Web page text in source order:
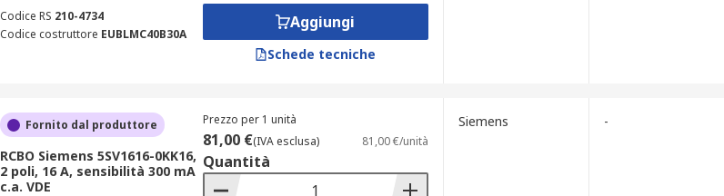
Codice RS 210-4734
Codice costruttore EUBLMC40B30A
Aggiungi
Schede tecniche
Fornito dal produttore
RCBO Siemens 5SV1616-0KK16,
2 poli, 16 A, sensibilità 300 mA
c.a. VDE
Prezzo per 1 unità
81,00 €(IVA esclusa) 81,00 €/unità
Quantità
Siemens -